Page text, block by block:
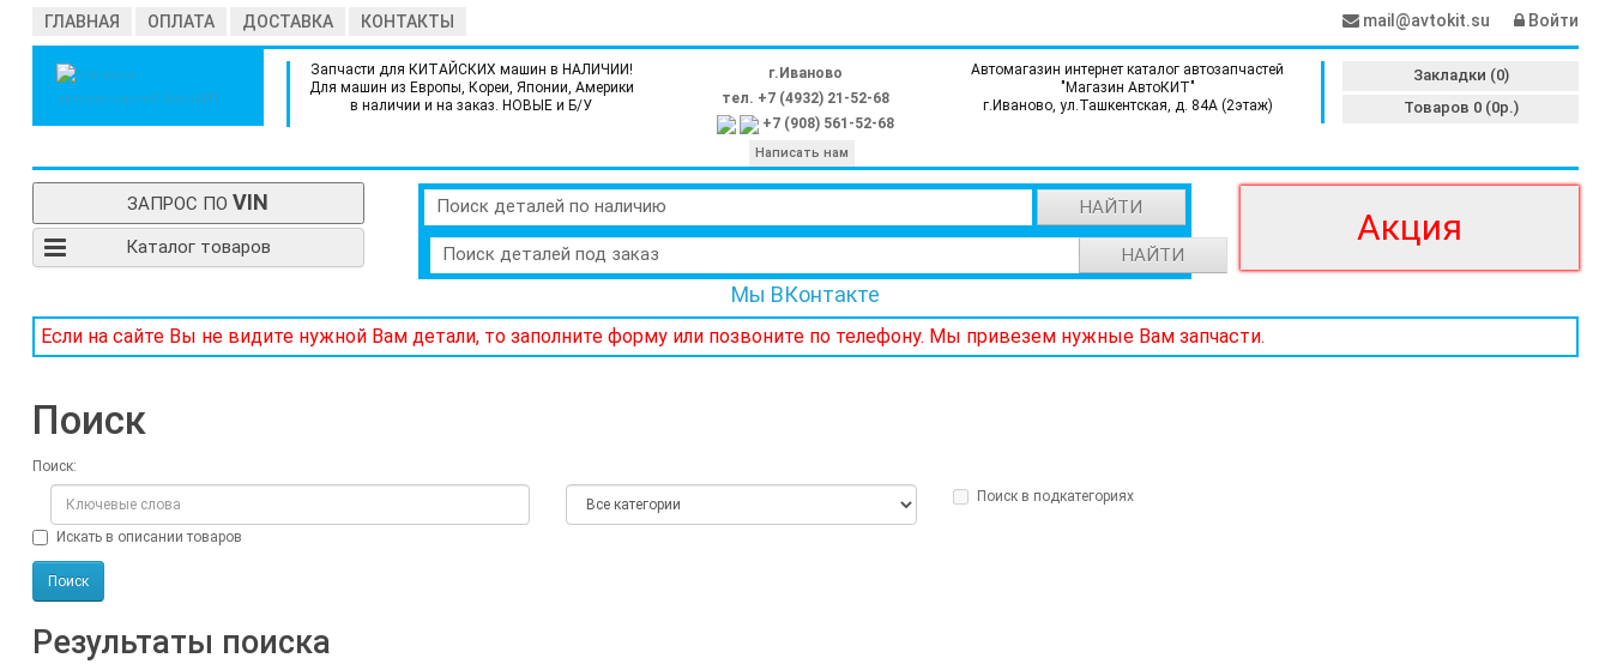
ГЛАВНАЯ ОПЛАТА ДОСТАВКА КОНТАКТЫ Войти
mail@avtokit.su
Запчасти для КИТАЙСКИХ машин в НАЛИЧИИ!
Для машин из Европы, Кореи, Японии, Америки
в наличии и на заказ. НОВЫЕ и Б/У
г.Иваново
тел. +7 (4932) 21-52-68
+7 (908) 561-52-68
Написать нам
Автомагазин интернет каталог автозапчастей
"Магазин АвтоКИТ"
г.Иваново, ул.Ташкентская, д. 84А (2этаж)
Закладки (0)
Товаров 0 (0р.)
ЗАПРОС ПОVIN
Каталог товаров
Поиск деталей по наличию НАЙТИ
Поиск деталей под заказ НАЙТИ
Мы ВКонтакте
Акция
Если на сайте Вы не видите нужной Вам детали, то заполните форму или позвоните по телефону. Мы привезем нужные Вам запчасти.
Поиск
Поиск:
Поиск в подкатегориях
Искать в описании товаров
Результаты поиска